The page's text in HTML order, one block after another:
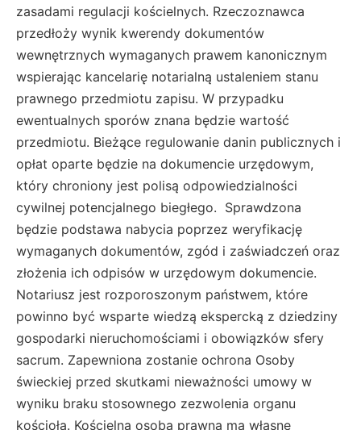
zasadami regulacji kościelnych. Rzeczoznawca
przedłoży wynik kwerendy dokumentów
wewnętrznych wymaganych prawem kanonicznym
wspierając kancelarię notarialną ustaleniem stanu
prawnego przedmiotu zapisu. W przypadku
ewentualnych sporów znana będzie wartość
przedmiotu. Bieżące regulowanie danin publicznych i
opłat oparte będzie na dokumencie urzędowym,
który chroniony jest polisą odpowiedzialności
cywilnej potencjalnego biegłego. Sprawdzona
będzie podstawa nabycia poprzez weryfikację
wymaganych dokumentów, zgód i zaświadczeń oraz
złożenia ich odpisów w urzędowym dokumencie.
Notariusz jest rozporoszonym państwem, które
powinno być wsparte wiedzą ekspercką z dziedziny
gospodarki nieruchomościami i obowiązków sfery
sacrum. Zapewniona zostanie ochrona Osoby
świeckiej przed skutkami nieważności umowy w
wyniku braku stosownego zezwolenia organu
kościoła. Kościelna osoba prawna ma własne